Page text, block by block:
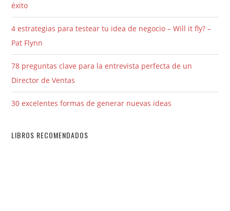
éxito
4 estrategias para testear tu idea de negocio – Will it fly? –
Pat Flynn
78 preguntas clave para la entrevista perfecta de un
Director de Ventas
30 excelentes formas de generar nuevas ideas
LIBROS RECOMENDADOS